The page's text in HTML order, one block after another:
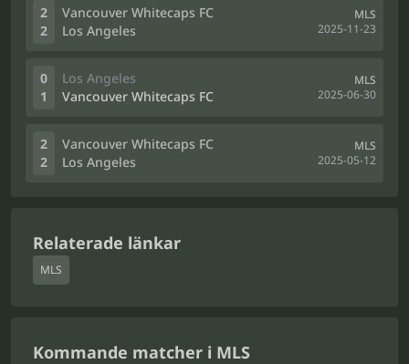
2
2
Vancouver Whitecaps FC
Los Angeles
MLS
2025-11-23
0
1
Los Angeles
Vancouver Whitecaps FC
MLS
2025-06-30
2
2
Vancouver Whitecaps FC
Los Angeles
MLS
2025-05-12
Relaterade länkar
MLS
Kommande matcher i MLS